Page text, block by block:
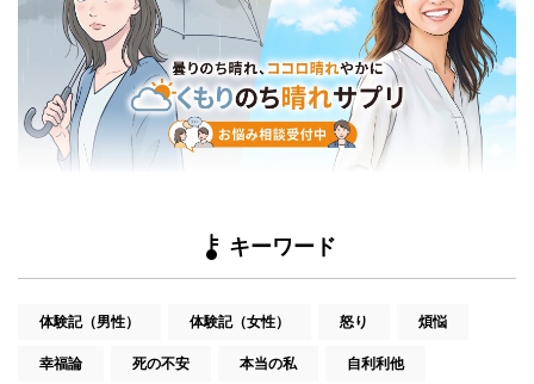
キーワード
体験記（男性） 体験記（女性） 怒り 煩悩
幸福論 死の不安 本当の私 自利利他